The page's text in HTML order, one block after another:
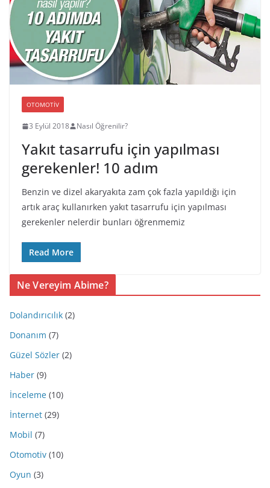
OTOMOTIV
3 Eylül 2018 Nasıl Öğrenilir?
Yakıt tasarrufu için yapılması
gerekenler! 10 adım
Benzin ve dizel akaryakıta zam çok fazla yapıldığı için
artık araç kullanırken yakıt tasarrufu için yapılması
gerekenler nelerdir bunları öğrenmemiz
Read More
Ne Vereyim Abime?
Dolandırıcılık (2)
Donanım (7)
Güzel Sözler (2)
Haber (9)
İnceleme (10)
İnternet (29)
Mobil (7)
Otomotiv (10)
Oyun (3)